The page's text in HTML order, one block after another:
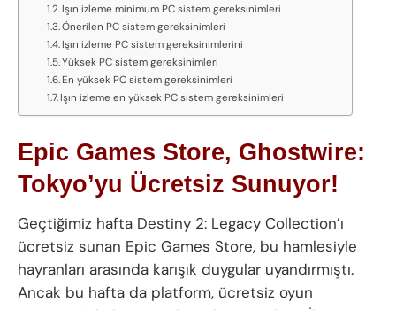
Işın izleme minimum PC sistem gereksinimleri
Önerilen PC sistem gereksinimleri
Işın izleme PC sistem gereksinimlerini
Yüksek PC sistem gereksinimleri
En yüksek PC sistem gereksinimleri
Işın izleme en yüksek PC sistem gereksinimleri
Epic Games Store, Ghostwire:
Tokyo’yu Ücretsiz Sunuyor!
Geçtiğimiz hafta Destiny 2: Legacy Collection’ı
ücretsiz sunan Epic Games Store, bu hamlesiyle
hayranları arasında karışık duygular uyandırmıştı.
Ancak bu hafta da platform, ücretsiz oyun